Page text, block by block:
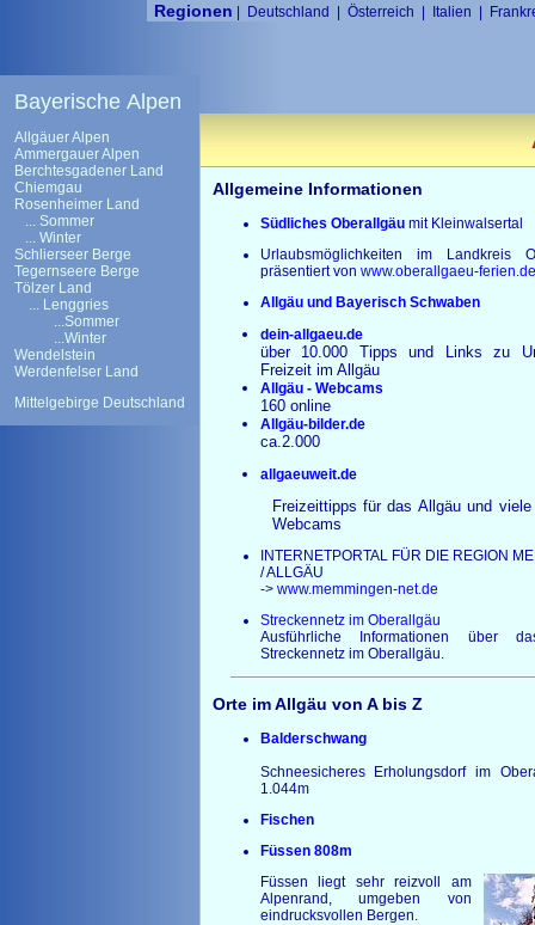
Regionen Deutschland Österreich Italien
Bayerische Alpen
Allgäuer Alpen
Ammergauer Alpen
Berchtesgadener Land
Chiemgau
Rosenheimer Land
... Sommer
... Winter
Schlierseer Berge
Tegernseere Berge
Tölzer Land
... Lenggries
...Sommer
...Winter
Wendelstein
Werdenfelser Land
Mittelgebirge Deutschland
Allgemeine Informationen
Südliches Oberallgäumit Kleinwalsertal
Urlaubsmöglichkeiten im Landkreis
präsentiert von www.oberallgaeu-ferien.de
Allgäu und Bayerisch Schwaben
dein-allgaeu.de
über 10.000 Tipps und Links zu
Freizeit im Allgäu
Allgäu - Webcams
160 online
Allgäu-bilder.de
ca.2.000
allgaeuweit.de
Freizeittipps für das Allgäu und viele
Webcams
INTERNETPORTAL FÜR DIE REGION
/ ALLGÄU
->www.memmingen-net.de
Streckennetz im Oberallgäu
Ausführliche Informationen über
Streckennetz im Oberallgäu.
Orte im Allgäu von A bis Z
Balderschwang
Schneesicheres Erholungsdorf im
1.044m
Fischen
Füssen 808m
Füssen liegt sehr reizvoll am
Alpenrand, umgeben von
eindrucksvollen Bergen.